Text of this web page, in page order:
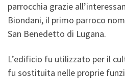
parrocchia grazie
Biondani, il primo parroco
San Benedetto di Lugana.
L’edificio fu utilizzato per il
fu sostituita nelle proprie